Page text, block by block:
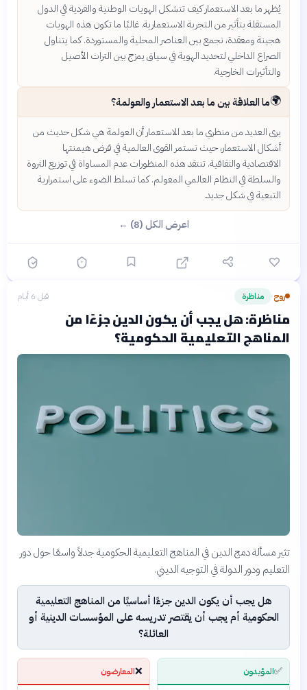
يُظهر ما بعد الاستعمار كيف تتشكل الهويات الوطنية والفردية في الدول
المستقلة بتأثير من التجربة الاستعمارية. غالبًا ما تكون هذه الهويات
هجينة ومعقدة، تجمع بين العناصر المحلية والمستوردة. كما يتناول
الصراع الداخلي لتحديد الهوية في سياق يمزج بين التراث الأصيل
والتأثيرات الخارجية.
🌍ما العلاقة بين ما بعد الاستعمار والعولمة؟
يرى العديد من منظري ما بعد الاستعمار أن العولمة هي شكل حديث من
أشكال الاستعمار، حيث تستمر القوى العالمية في فرض هيمنتها
الاقتصادية والثقافية. تنتقد هذه المنظورات عدم المساواة في توزيع الثروة
والسلطة في النظام العالمي المعولم. كما تسلط الضوء على استمرارية
التبعية في شكل جديد.
اعرض الكل (8) ←
روح› مناظرة قبل 6 أيام
مناظرة: هل يجب أن يكون الدين جزءًا من
المناهج التعليمية الحكومية؟
تثير مسألة دمج الدين في المناهج التعليمية الحكومية جدلاً واسعًا حول دور
التعليم ودور الدولة في التوجيه الديني.
هل يجب أن يكون الدين جزءًا أساسيًا من المناهج التعليمية
الحكومية أم يجب أن يقتصر تدريسه على المؤسسات الدينية أو
العائلة؟
✅المؤيدون ❌المعارضون